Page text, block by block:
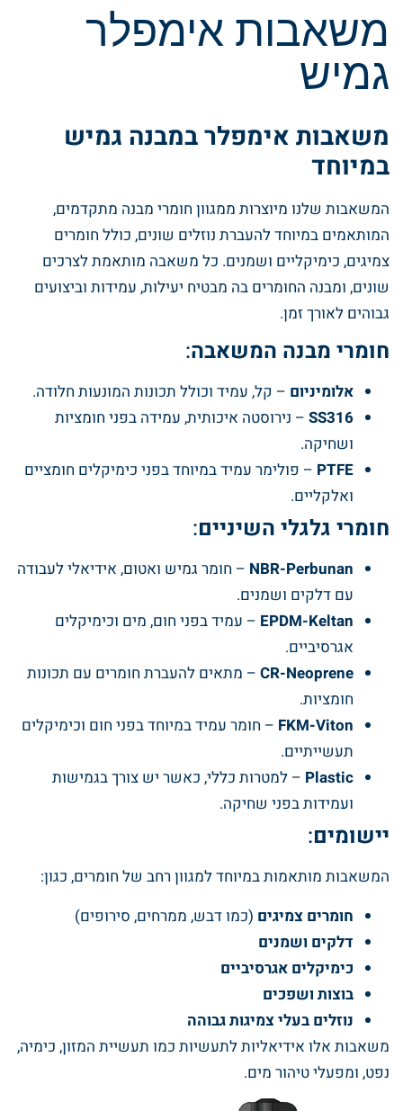
משאבות אימפלר
גמיש
משאבות אימפלר במבנה גמיש
במיוחד
המשאבות שלנו מיוצרות ממגוון חומרי מבנה מתקדמים,
המותאמים במיוחד להעברת נוזלים שונים, כולל חומרים
צמיגים, כימיקליים ושמנים. כל משאבה מותאמת לצרכים
שונים, ומבנה החומרים בה מבטיח יעילות, עמידות וביצועים
גבוהים לאורך זמן.
חומרי מבנה המשאבה:
אלומיניום – קל, עמיד וכולל תכונות המונעות חלודה.
SS316 – נירוסטה איכותית, עמידה בפני חומציות
ושחיקה.
PTFE – פולימר עמיד במיוחד בפני כימיקלים חומציים
ואלקליים.
חומרי גלגלי השיניים:
NBR-Perbunan – חומר גמיש ואטום, אידיאלי לעבודה
עם דלקים ושמנים.
EPDM-Keltan – עמיד בפני חום, מים וכימיקלים
אגרסיביים.
CR-Neoprene – מתאים להעברת חומרים עם תכונות
חומציות.
FKM-Viton – חומר עמיד במיוחד בפני חום וכימיקלים
תעשייתיים.
Plastic – למטרות כללי, כאשר יש צורך בגמישות
ועמידות בפני שחיקה.
יישומים:
המשאבות מותאמות במיוחד למגוון רחב של חומרים, כגון:
חומרים צמיגים (כמו דבש, ממרחים, סירופים)
דלקים ושמנים
כימיקלים אגרסיביים
בוצות ושפכים
נוזלים בעלי צמיגות גבוהה
משאבות אלו אידיאליות לתעשיות כמו תעשיית המזון, כימיה,
נפט, ומפעלי טיהור מים.